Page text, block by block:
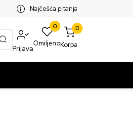
PREKO 5999 RSDNajčešća pitanja
Prijava
0
Omiljeno
0
Korpa